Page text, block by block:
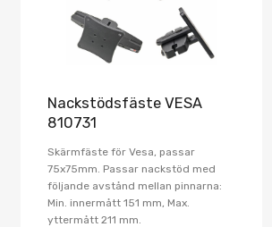
Nackstödsfäste VESA
810731
Skärmfäste för Vesa, passar
75x75mm. Passar nackstöd med
följande avstånd mellan pinnarna:
Min. innermått 151 mm, Max.
yttermått 211 mm.